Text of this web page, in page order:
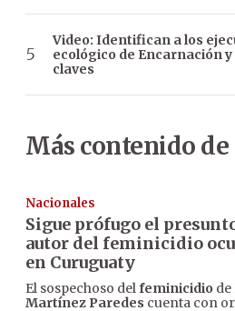
Video: Identifican a los
ecológico de Encarnación
claves
Más contenido de
Nacionales
Sigue prófugo el
autor del feminicidio
en Curuguaty
El sospechoso delfeminicidio de
Martínez Paredes cuenta con